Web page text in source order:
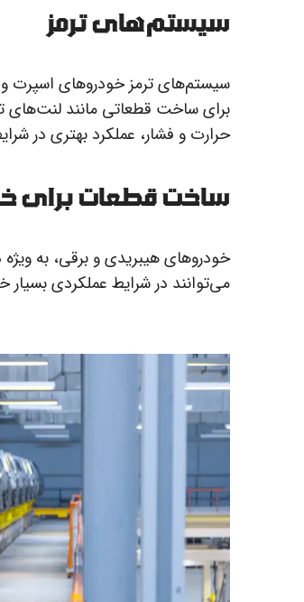
سیستم‌های ترمز
سیستم‌های ترمز خودروهای اسپرت و
برای ساخت قطعاتی مانند لنت‌های
حرارت و فشار، عملکرد بهتری در
ساخت قطعات برای
خودروهای هیبریدی و برقی، به ویژه
می‌توانند در شرایط عملکردی بسیار